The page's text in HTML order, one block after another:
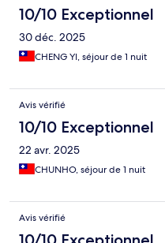
10/10 Exceptionnel
30 déc. 2025
CHENG YI, séjour de 1 nuit
Avis vérifié
10/10 Exceptionnel
22 avr. 2025
CHUNHO, séjour de 1 nuit
Avis vérifié